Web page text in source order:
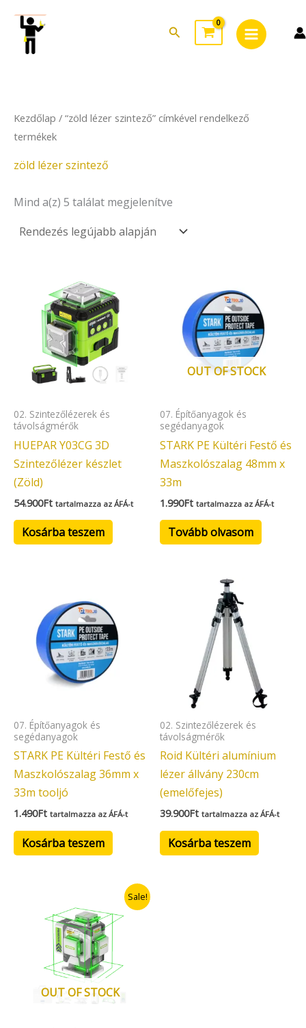
content
Search
Menu
Kezdőlap / “zöld lézer szintező” címkével rendelkező
termékek
zöld lézer szintező
Mind a(z) 5 találat megjelenítve
latest
02. Szintezőlézerek és
távolságmérők
HUEPAR Y03CG 3D
Szintezőlézer készlet
(Zöld)
54.900Ft tartalmazza az ÁFÁ-t
Kosárba teszem
OUT OF STOCK
07. Építőanyagok és
segédanyagok
STARK PE Kültéri Festő és
Maszkolószalag 48mm x
33m
1.990Ft tartalmazza az ÁFÁ-t
Tovább olvasom
07. Építőanyagok és
segédanyagok
STARK PE Kültéri Festő és
Maszkolószalag 36mm x
33m tooljó
1.490Ft tartalmazza az ÁFÁ-t
Kosárba teszem
02. Szintezőlézerek és
távolságmérők
Roid Kültéri alumínium
lézer állvány 230cm
(emelőfejes)
39.900Ft tartalmazza az ÁFÁ-t
Kosárba teszem
Sale!
OUT OF STOCK
price
was:
109.000Ft.
Current
is:
89.000Ft.